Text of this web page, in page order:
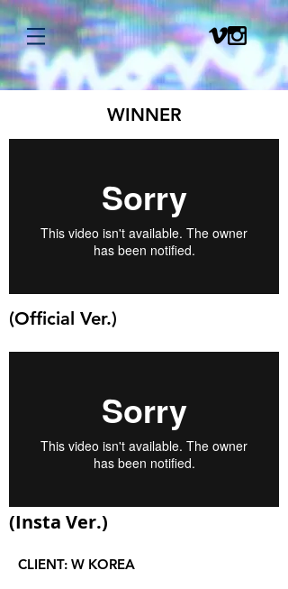
WINNER
(Official Ver.)
(Insta Ver.)
CLIENT: W KOREA